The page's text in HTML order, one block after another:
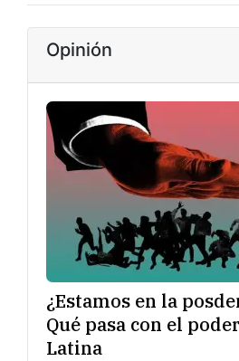
Opinión
¿Estamos en la
Qué pasa con el
Latina